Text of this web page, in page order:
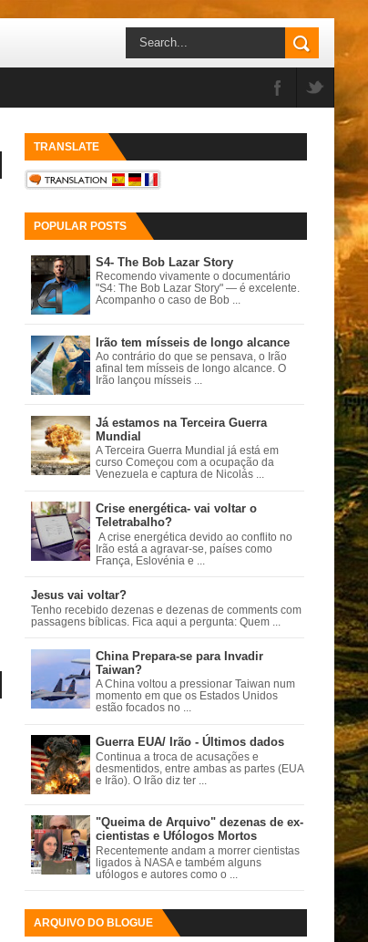
TRANSLATE
POPULAR POSTS
S4- The Bob Lazar Story
Recomendo vivamente o documentário
"S4: The Bob Lazar Story" — é excelente.
Acompanho o caso de Bob ...
Irão tem mísseis de longo alcance
Ao contrário do que se pensava, o Irão
afinal tem mísseis de longo alcance. O
Irão lançou mísseis ...
Já estamos na Terceira Guerra
Mundial
A Terceira Guerra Mundial já está em
curso Começou com a ocupação da
Venezuela e captura de Nicolás ...
Crise energética- vai voltar o
Teletrabalho?
A crise energética devido ao conflito no
Irão está a agravar-se, países como
França, Eslovénia e ...
Jesus vai voltar?
Tenho recebido dezenas e dezenas de comments com
passagens bíblicas. Fica aqui a pergunta: Quem ...
China Prepara-se para Invadir
Taiwan?
A China voltou a pressionar Taiwan num
momento em que os Estados Unidos
estão focados no ...
Guerra EUA/ Irão - Últimos dados
Continua a troca de acusações e
desmentidos, entre ambas as partes (EUA
e Irão). O Irão diz ter ...
"Queima de Arquivo" dezenas de ex-
cientistas e Ufólogos Mortos
Recentemente andam a morrer cientistas
ligados à NASA e também alguns
ufólogos e autores como o ...
ARQUIVO DO BLOGUE